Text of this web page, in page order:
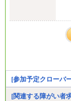
月
入
よ
お
[参加予定クローバ
[関連する障がい者